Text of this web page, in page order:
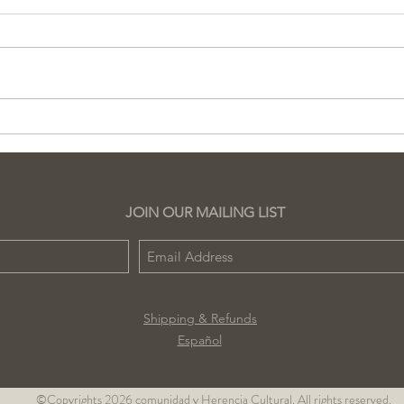
Sesión gratuita
JOIN OUR MAILING LIST
Shipping & Refunds
Español
©Copyrights 2026 comunidad y Herencia Cultural. All rights reserved.